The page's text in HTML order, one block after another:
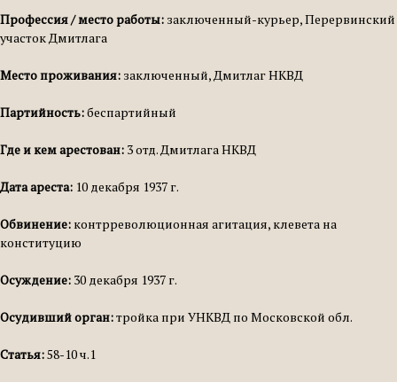
Профессия / место работы: заключенный-курьер, Перервинский
участок Дмитлага
Место проживания: заключенный, Дмитлаг НКВД
Партийность:беспартийный
Где и кем арестован: 3 отд. Дмитлага НКВД
Дата ареста: 10 декабря 1937 г.
Обвинение: контрреволюционная агитация, клевета на
конституцию
Осуждение: 30 декабря 1937 г.
Осудивший орган:тройка при УНКВД по Московской обл.
Статья:58-10 ч.1